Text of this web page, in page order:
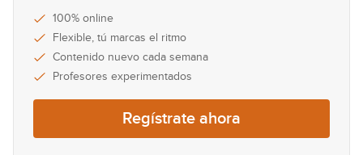
07:20 GRATIS
08:09
#12 Groove Pop Funk en Gm
100% online
Flexible, tú marcas el ritmo
Contenido nuevo cada semana
Profesores experimentados
Regístrate ahora